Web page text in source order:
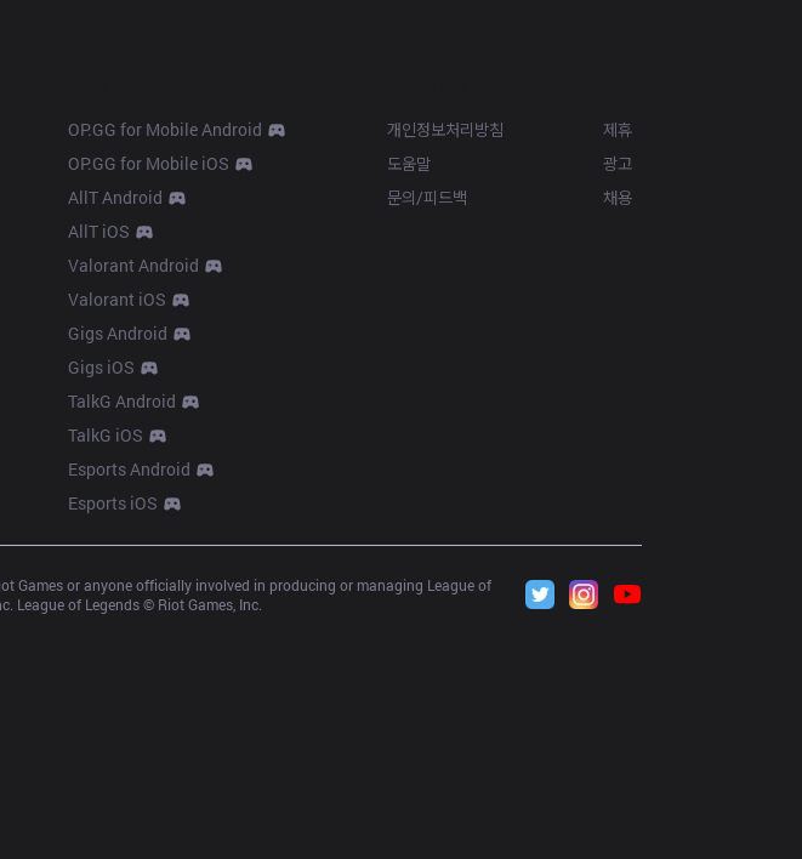
OP.GG for Mobile Android
OP.GG for Mobile iOS
AllT Android
AllT iOS
Valorant Android
Valorant iOS
Gigs Android
Gigs iOS
TalkG Android
TalkG iOS
Esports Android
Esports iOS
개인정보처리방침
도움말
문의/피드백
제휴
광고
채용
Games or anyone officially involved in producing or managing League of
League of Legends © Riot Games, Inc.